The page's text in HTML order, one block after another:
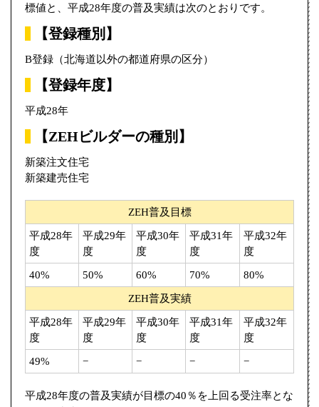
標値と、平成28年度の普及実績は次のとおりです。
【登録種別】
B登録（北海道以外の都道府県の区分）
【登録年度】
平成28年
【ZEHビルダーの種別】
新築注文住宅
新築建売住宅
ZEH普及目標
平成28年
度
平成29年
度
平成30年
度
平成31年
度
平成32年
度
40% 50% 60% 70% 80%
ZEH普及実績
平成28年
度
平成29年
度
平成30年
度
平成31年
度
平成32年
度
49% − − − −
平成28年度の普及実績が目標の40％を上回る受注率とな